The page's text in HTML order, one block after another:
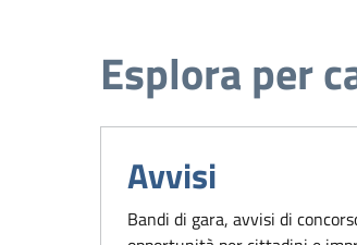
Esplora per
Avvisi
Bandi di gara, avvisi di